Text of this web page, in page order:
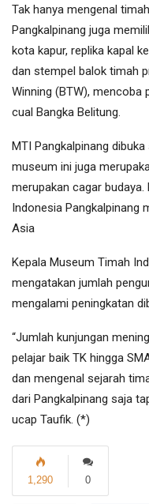
Tak hanya mengenal
Pangkalpinang juga
kota kapur, replika kapal
dan stempel balok timah
Winning (BTW), mencoba
cual Bangka Belitung.
MTI Pangkalpinang
museum ini juga
merupakan cagar
Indonesia Pangkalpinang
Asia
Kepala Museum Timah
mengatakan jumlah
mengalami peningkatan
“Jumlah kunjungan
pelajar baik TK hingga
dan mengenal sejarah
dari Pangkalpinang saja
ucap Taufik. (*)
0
1,290